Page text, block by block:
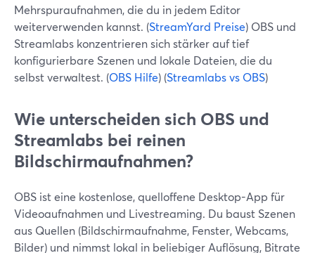
Mehrspuraufnahmen, die du in jedem Editor
weiterverwenden kannst. (StreamYard Preise) OBS und
Streamlabs konzentrieren sich stärker auf tief
konfigurierbare Szenen und lokale Dateien, die du
selbst verwaltest. (OBS Hilfe) (Streamlabs vs OBS)
Wie unterscheiden sich OBS und
Streamlabs bei reinen
Bildschirmaufnahmen?
OBS ist eine kostenlose, quelloffene Desktop-App für
Videoaufnahmen und Livestreaming. Du baust Szenen
aus Quellen (Bildschirmaufnahme, Fenster, Webcams,
Bilder) und nimmst lokal in beliebiger Auflösung, Bitrate